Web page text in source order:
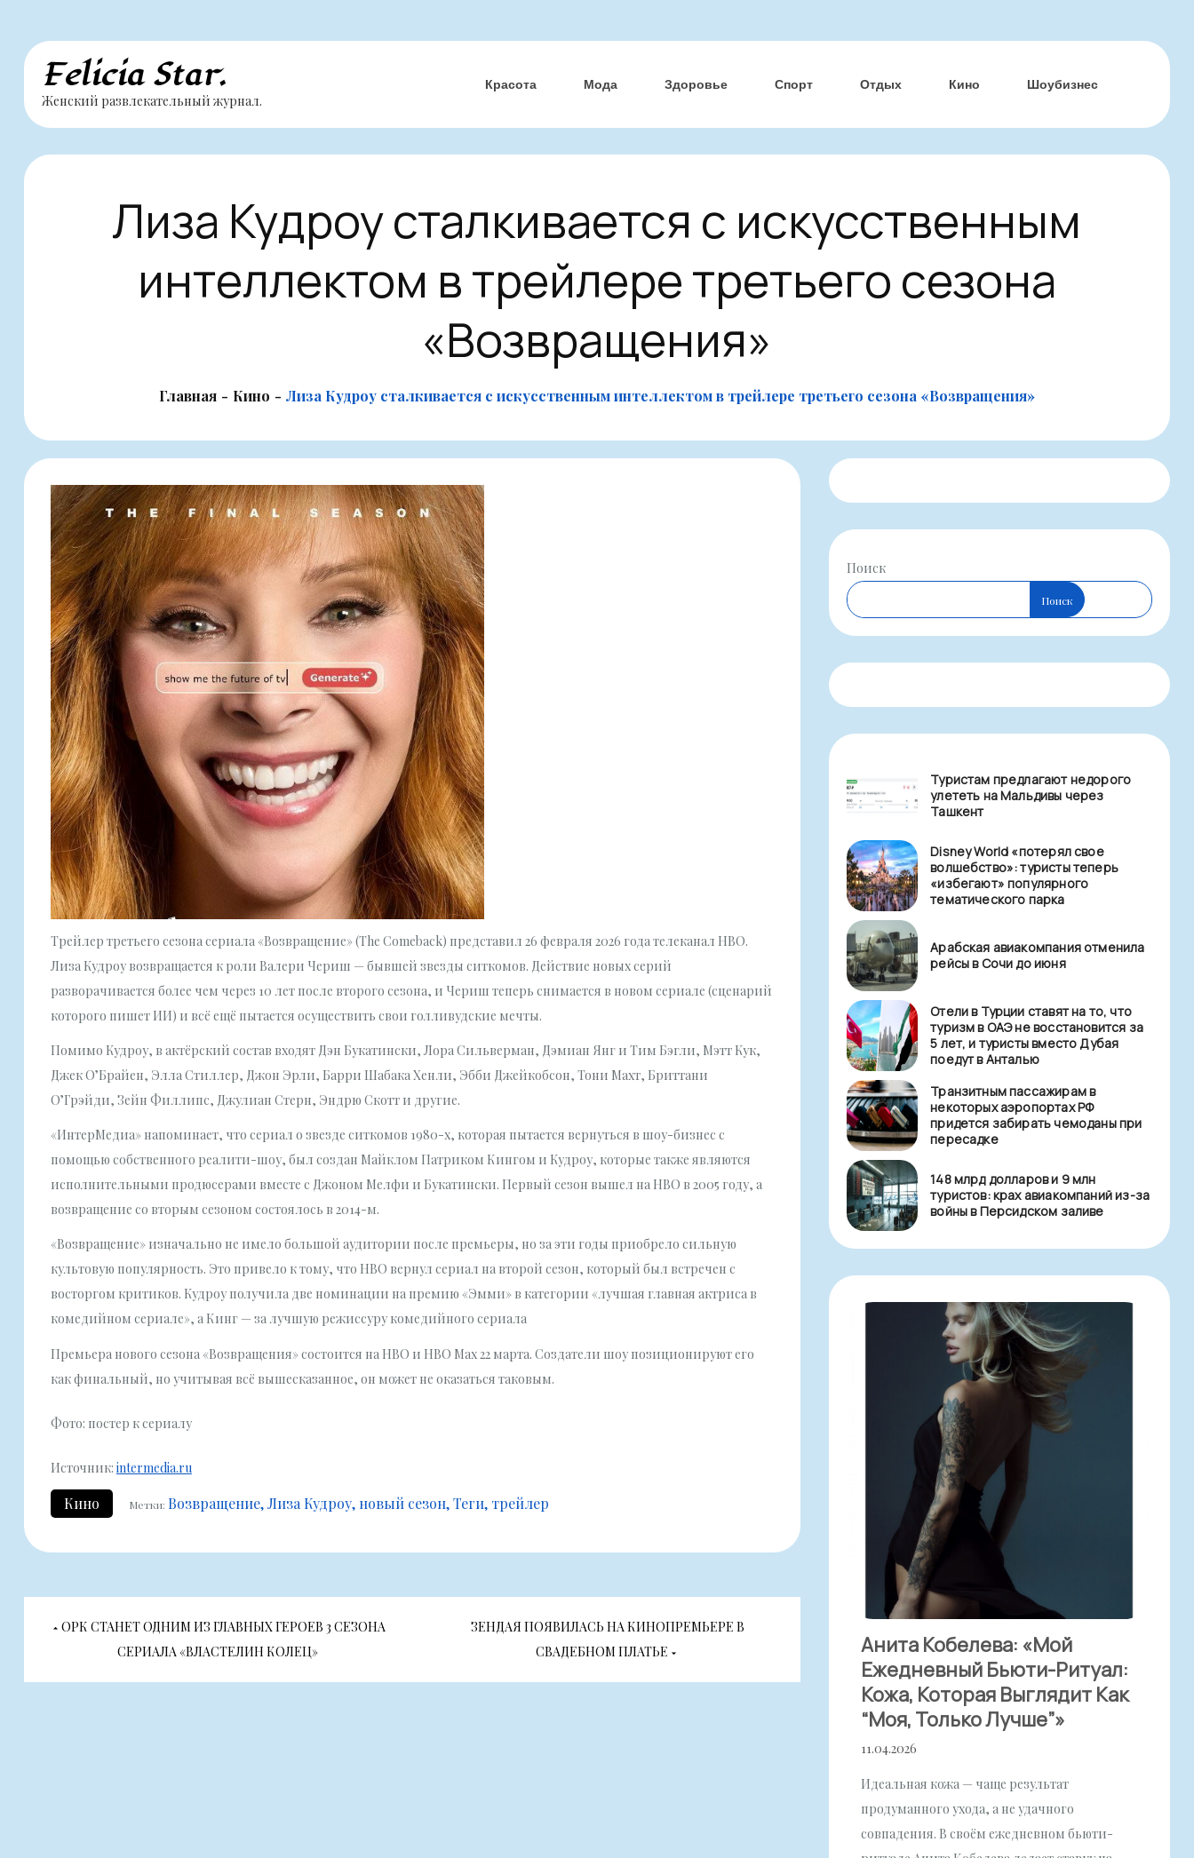
Перейти
содержимому
Felicia Star.
Женский развлекательный журнал.
Красота Мода Здоровье Спорт Отдых Кино Шоубизнес
Лиза Кудроу сталкивается с искусственным
интеллектом в трейлере третьего сезона
«Возвращения»
Главная Кино Лиза Кудроу сталкивается с искусственным интеллектом в трейлере третьего сезона «Возвращения»
Трейлер третьего сезона сериала «Возвращение» (The Comeback) представил 26 февраля 2026 года телеканал HBO.
Лиза Кудроу возвращается к роли Валери Чериш — бывшей звезды ситкомов. Действие новых серий
разворачивается более чем через 10 лет после второго сезона, и Чериш теперь снимается в новом сериале (сценарий
которого пишет ИИ) и всё ещё пытается осуществить свои голливудские мечты.
Помимо Кудроу, в актёрский состав входят Дэн Букатински, Лора Сильверман, Дэмиан Янг и Тим Бэгли, Мэтт Кук,
Джек О’Брайен, Элла Стиллер, Джон Эрли, Барри Шабака Хенли, Эбби Джейкобсон, Тони Махт, Бриттани
О’Грэйди, Зейн Филлипс, Джулиан Стерн, Эндрю Скотт и другие.
«ИнтерМедиа» напоминает, что сериал о звезде ситкомов 1980-х, которая пытается вернуться в шоу-бизнес с
помощью собственного реалити-шоу, был создан Майклом Патриком Кингом и Кудроу, которые также являются
исполнительными продюсерами вместе с Джоном Мелфи и Букатински. Первый сезон вышел на HBO в 2005 году, а
возвращение со вторым сезоном состоялось в 2014-м.
«Возвращение» изначально не имело большой аудитории после премьеры, но за эти годы приобрело сильную
культовую популярность. Это привело к тому, что HBO вернул сериал на второй сезон, который был встречен с
восторгом критиков. Кудроу получила две номинации на премию «Эмми» в категории «лучшая главная актриса в
комедийном сериале», а Кинг — за лучшую режиссуру комедийного сериала
Премьера нового сезона «Возвращения» состоится на HBO и HBO Max 22 марта. Создатели шоу позиционируют его
как финальный, но учитывая всё вышесказанное, он может не оказаться таковым.
Фото: постер к сериалу
Источник: intermedia.ru
Кино Метки: Возвращение Лиза Кудроу новый сезон Теги трейлер
Навигация
по
ОРК СТАНЕТ ОДНИМ ИЗ ГЛАВНЫХ ГЕРОЕВ 3 СЕЗОНА
СЕРИАЛА «ВЛАСТЕЛИН КОЛЕЦ»
ЗЕНДАЯ ПОЯВИЛАСЬ НА КИНОПРЕМЬЕРЕ В
СВАДЕБНОМ ПЛАТЬЕ
Поиск
Поиск
Туристам предлагают недорого
улететь на Мальдивы через
Ташкент
Disney World «потерял свое
волшебство»: туристы теперь
«избегают» популярного
тематического парка
Арабская авиакомпания отменила
рейсы в Сочи до июня
Отели в Турции ставят на то, что
туризм в ОАЭ не восстановится за
5 лет, и туристы вместо Дубая
поедут в Анталью
Транзитным пассажирам в
некоторых аэропортах РФ
придется забирать чемоданы при
пересадке
148 млрд долларов и 9 млн
туристов: крах авиакомпаний из-за
войны в Персидском заливе
Анита Кобелева: «Мой
Ежедневный Бьюти-Ритуал:
Кожа, Которая Выглядит Как
“моя, Только Лучше”»
11.04.2026
Идеальная кожа — чаще результат
продуманного ухода, а не удачного
совпадения. В своём ежедневном бьюти-